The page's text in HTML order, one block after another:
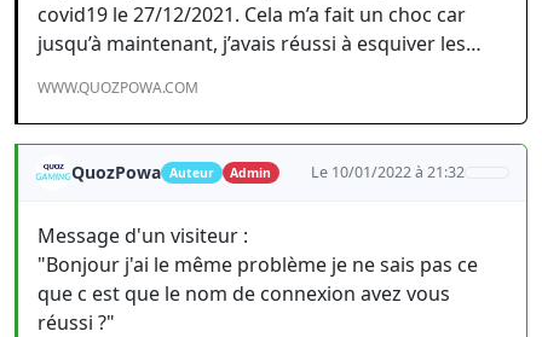
covid19 le 27/12/2021. Cela m’a fait un choc car
jusqu’à maintenant, j’avais réussi à esquiver les…
WWW.QUOZPOWA.COM
QuozPowa Auteur Admin Le 10/01/2022 à 21:32
Message d'un visiteur :
"Bonjour j'ai le même problème je ne sais pas ce
que c est que le nom de connexion avez vous
réussi ?"